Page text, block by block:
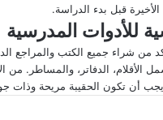
الأخيرة قبل بدء الدراسة.
للأدوات المدرسية
من شراء جميع الكتب والمراجع
الأقلام، الدفاتر، والمساطر.
يجب أن تكون الحقيبة مريحة وذات